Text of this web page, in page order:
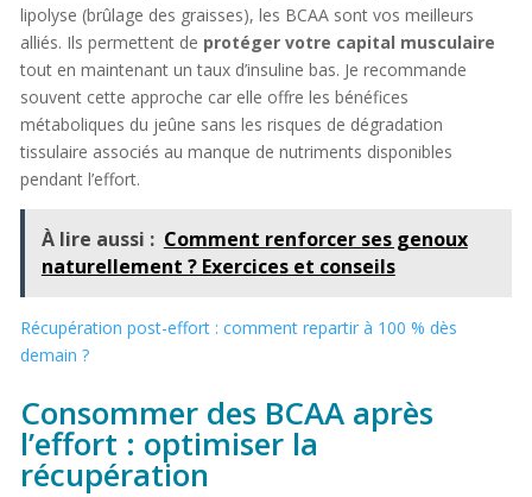
lipolyse (brûlage des graisses), les BCAA sont vos meilleurs
alliés. Ils permettent de protéger votre capital musculaire
tout en maintenant un taux d’insuline bas. Je recommande
souvent cette approche car elle offre les bénéfices
métaboliques du jeûne sans les risques de dégradation
tissulaire associés au manque de nutriments disponibles
pendant l’effort.
À lire aussi : Comment renforcer ses genoux
naturellement ? Exercices et conseils
Récupération post-effort : comment repartir à 100 % dès
demain ?
Consommer des BCAA après
l’effort : optimiser la
récupération